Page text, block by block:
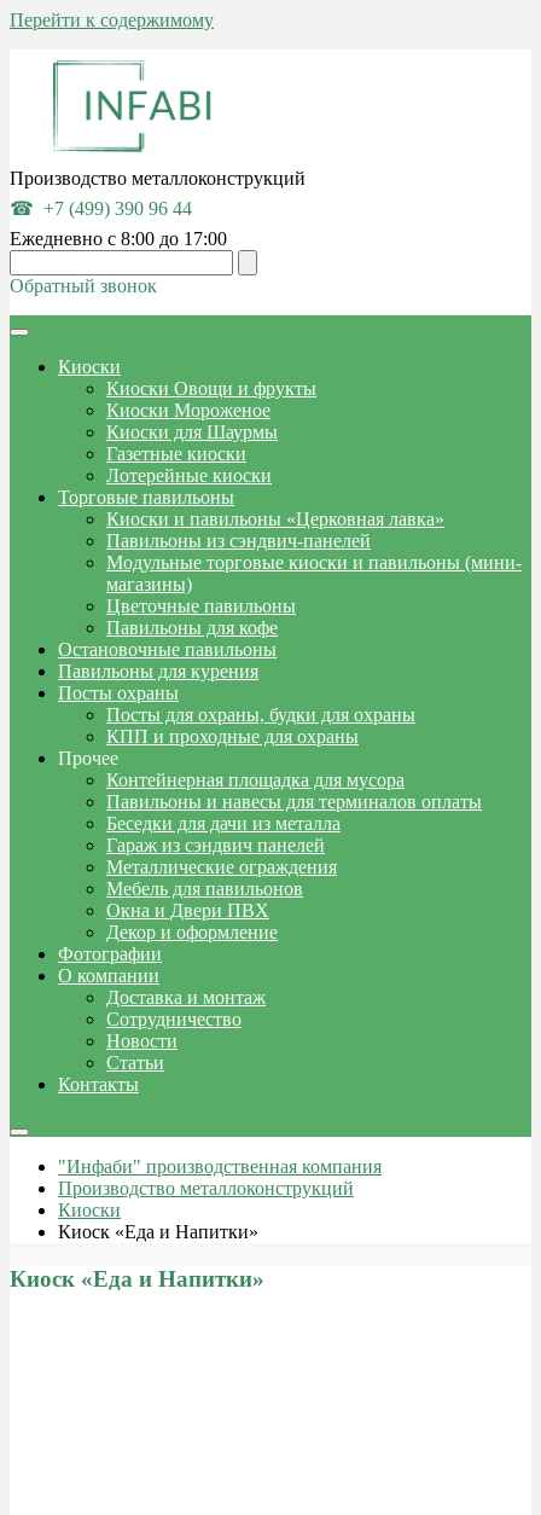
Перейти к содержимому
Производство металлоконструкций
+7 (499) 390 96 44
Ежедневно с 8:00 до 17:00
Обратный звонок
Киоски
Киоски Овощи и фрукты
Киоски Мороженое
Киоски для Шаурмы
Газетные киоски
Лотерейные киоски
Торговые павильоны
Киоски и павильоны «Церковная лавка»
Павильоны из сэндвич-панелей
Модульные торговые киоски и павильоны (мини-
магазины)
Цветочные павильоны
Павильоны для кофе
Остановочные павильоны
Павильоны для курения
Посты охраны
Посты для охраны, будки для охраны
КПП и проходные для охраны
Прочее
Контейнерная площадка для мусора
Павильоны и навесы для терминалов оплаты
Беседки для дачи из металла
Гараж из сэндвич панелей
Металлические ограждения
Мебель для павильонов
Окна и Двери ПВХ
Декор и оформление
Фотографии
О компании
Доставка и монтаж
Сотрудничество
Новости
Статьи
Контакты
"Инфаби" производственная компания
Производство металлоконструкций
Киоски
Киоск «Еда и Напитки»
Киоск «Еда и Напитки»